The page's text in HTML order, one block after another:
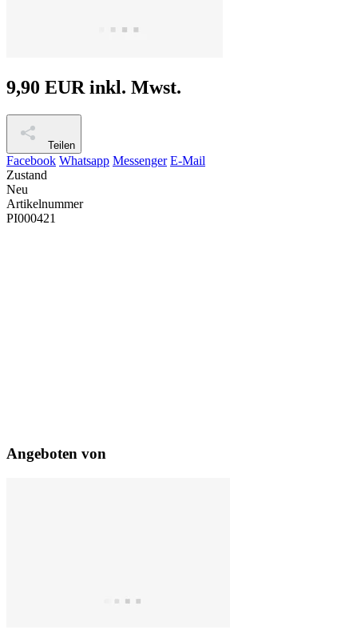
9,90 EUR inkl. Mwst.
Teilen
Facebook Whatsapp Messenger E-Mail
Zustand
Neu
Artikelnummer
PI000421
Angeboten von